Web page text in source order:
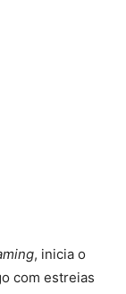
, inicia o
com estreias